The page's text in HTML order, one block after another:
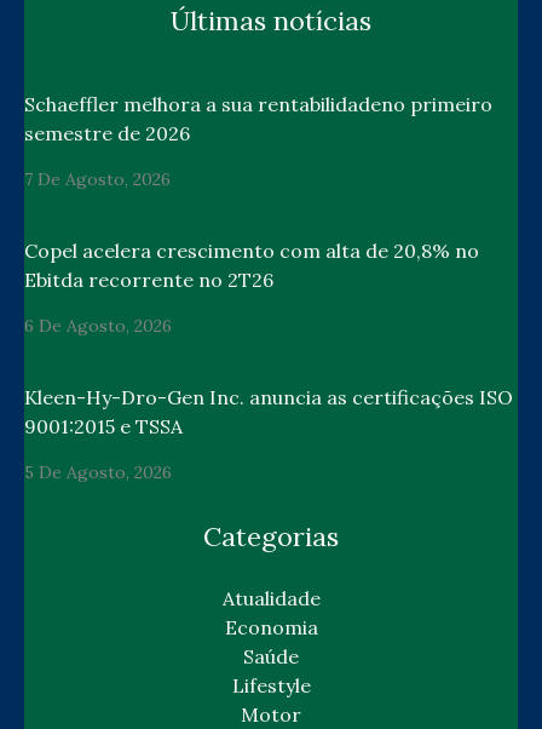
Últimas notícias
Schaeffler melhora a sua rentabilidadeno primeiro
semestre de 2026
7 De Agosto, 2026
Copel acelera crescimento com alta de 20,8% no
Ebitda recorrente no 2T26
6 De Agosto, 2026
Kleen-Hy-Dro-Gen Inc. anuncia as certificações ISO
9001:2015 e TSSA
5 De Agosto, 2026
Categorias
Atualidade
Economia
Saúde
Lifestyle
Motor